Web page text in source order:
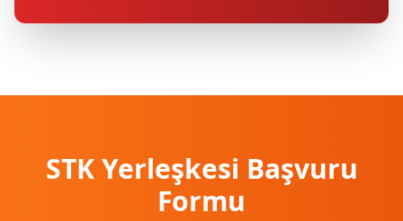
STK Yerleşkesi Başvuru
Formu